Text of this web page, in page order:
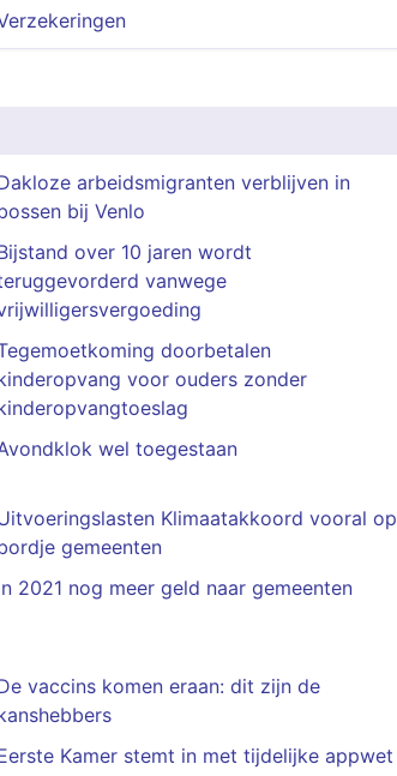
arbeidsmigranten verblijven in
bij Venlo
over 10 jaren wordt
vanwege
doorbetalen
voor ouders zonder
wel toegestaan
Klimaatakkoord vooral op
gemeenten
2021 nog meer geld naar gemeenten
vaccins komen eraan: dit zijn de
Kamer stemt in met tijdelijke appwet